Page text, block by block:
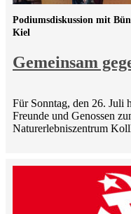
Gemeinsam
Podiumsdiskussion mit
Kiel
Für Sonntag, den 26. Juli
Freunde und Genossen
Naturerlebniszentrum